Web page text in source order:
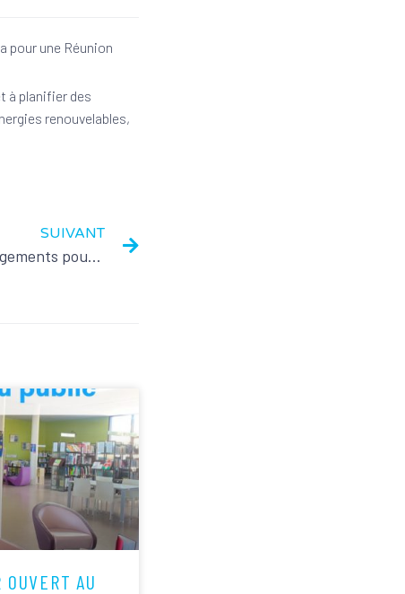
pour une Réunion
à planifier des
renouvelables,
SUIVANT
Équipe municipale : les changements pour 2023
AU